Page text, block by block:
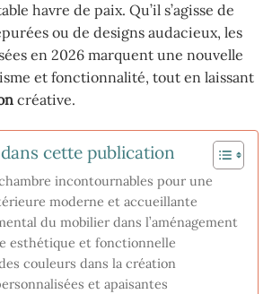
havre de paix. Qu’il s’agisse de
ou de designs audacieux, les
en 2026 marquent une nouvelle
et fonctionnalité, tout en laissant
créative.
cette publication
incontournables pour une
moderne et accueillante
du mobilier dans l’aménagement
esthétique et fonctionnelle
couleurs dans la création
et apaisantes